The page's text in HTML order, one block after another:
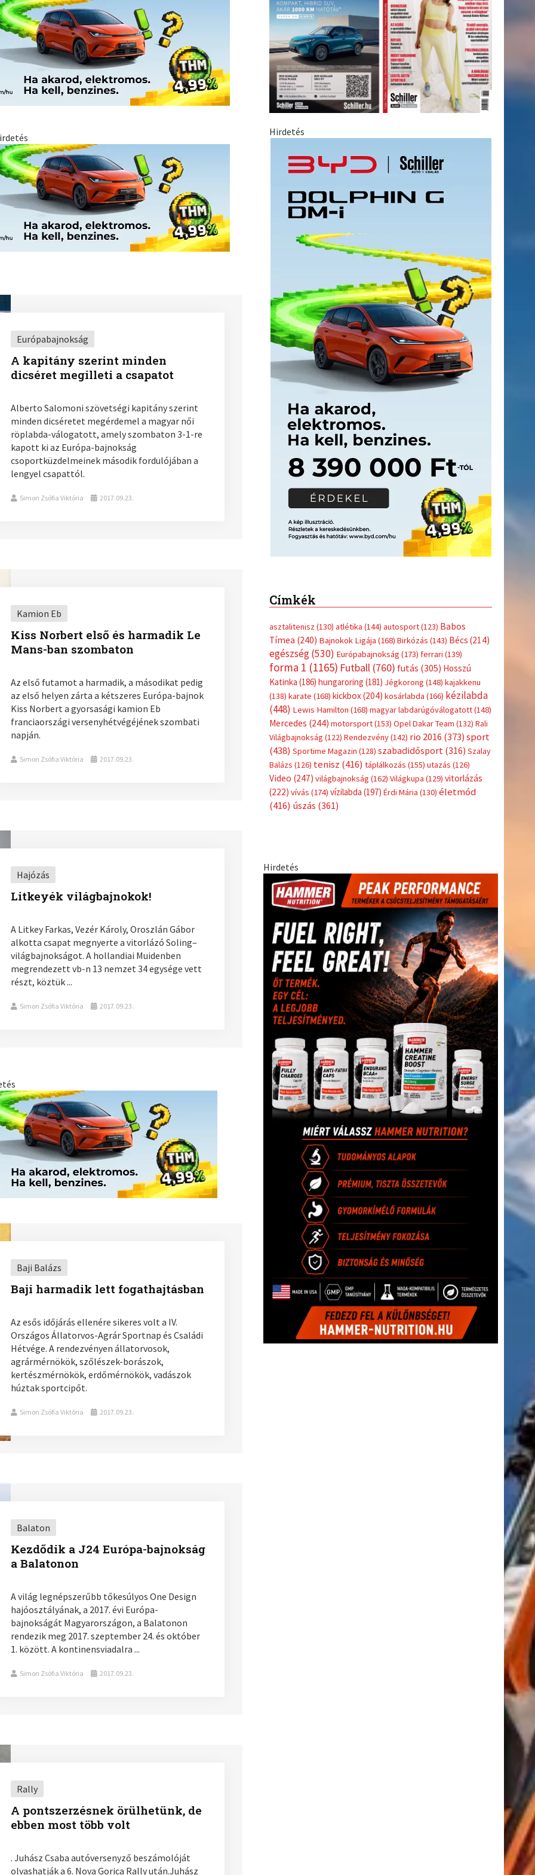
Európabajnokság
A kapitány szerint minden
dicséret megilleti a csapatot
Alberto Salomoni szövetségi kapitány szerint
minden dicséretet megérdemel a magyar női
röplabda-válogatott, amely szombaton 3-1-re
kapott ki az Európa-bajnokság
csoportküzdelmeinek második fordulójában a
lengyel csapattól.
Simon Zsófia Viktória 2017.09.23.
Kamion Eb
Kiss Norbert első és harmadik Le
Mans-ban szombaton
Az első futamot a harmadik, a másodikat pedig
az első helyen zárta a kétszeres Európa-bajnok
Kiss Norbert a gyorsasági kamion Eb
franciaországi versenyhétvégéjének szombati
napján.
Simon Zsófia Viktória 2017.09.23.
Hajózás
Litkeyék világbajnokok!
A Litkey Farkas, Vezér Károly, Oroszlán Gábor
alkotta csapat megnyerte a vitorlázó Soling–
világbajnokságot. A hollandiai Muidenben
megrendezett vb-n 13 nemzet 34 egysége vett
részt, köztük ...
Simon Zsófia Viktória 2017.09.23.
Baji Balázs
Baji harmadik lett fogathajtásban
Az esős időjárás ellenére sikeres volt a IV.
Országos Állatorvos-Agrár Sportnap és Családi
Hétvége. A rendezvényen állatorvosok,
agrármérnökök, szőlészek-borászok,
kertészmérnökök, erdőmérnökök, vadászok
húztak sportcipőt.
Simon Zsófia Viktória 2017.09.23.
Balaton
Kezdődik a J24 Európa-bajnokság
a Balatonon
A világ legnépszerűbb tőkesúlyos One Design
hajóosztályának, a 2017. évi Európa-
bajnokságát Magyarországon, a Balatonon
rendezik meg 2017. szeptember 24. és október
1. között. A kontinensviadalra ...
Simon Zsófia Viktória 2017.09.23.
Rally
A pontszerzésnek örülhetünk, de
ebben most több volt
. Juhász Csaba autóversenyző beszámolóját
olvashatják a 6. Nova Gorica Rally után.Juhász
Hirdetés
Címkék
asztalitenisz (130) atlétika (144) autosport(123) Babos
Tímea (240) Bajnokok Ligája (168) Birkózás (143) Bécs (214)
egészség(530) Európabajnokság (173) ferrari (139)
forma 1 (1165) Futball (760) futás (305) Hosszú
Katinka (186) hungaroring (181) Jégkorong (148) kajakkenu
(138) karate (168) kickbox(204) kosárlabda (166) kézilabda
(448) Lewis Hamilton (168) magyar labdarúgóválogatott(148)
Mercedes (244) motorsport(153) Opel Dakar Team (132) Rali
Világbajnokság (122) Rendezvény(142) rio 2016 (373) sport
(438) Sportime Magazin (128) szabadidősport (316) Szalay
Balázs (126) tenisz (416) táplálkozás (155) utazás (126)
Video (247) világbajnokság (162) Világkupa (129) vitorlázás
(222) vívás (174) vízilabda (197) Érdi Mária (130) életmód
(416) úszás (361)
Hirdetés